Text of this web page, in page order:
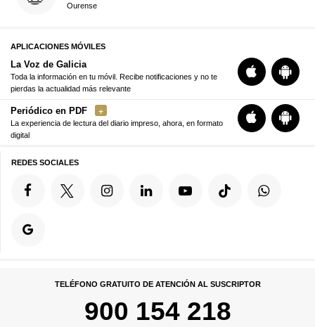
Ourense
APLICACIONES MÓVILES
La Voz de Galicia
Toda la información en tu móvil. Recibe notificaciones y no te
pierdas la actualidad más relevante
Periódico en PDF
La experiencia de lectura del diario impreso, ahora, en formato
digital
REDES SOCIALES
TELÉFONO GRATUITO DE ATENCIÓN AL SUSCRIPTOR
900 154 218